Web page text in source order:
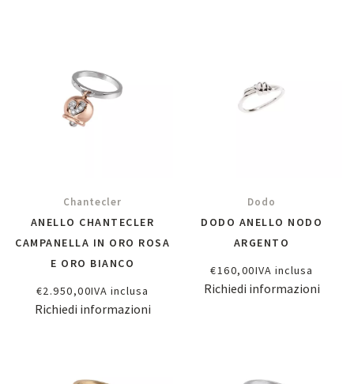
Chantecler
ANELLO CHANTECLER
CAMPANELLA IN ORO ROSA
E ORO BIANCO
€2.950,00IVA inclusa
Richiedi informazioni
Dodo
DODO ANELLO NODO
ARGENTO
€160,00IVA inclusa
Richiedi informazioni